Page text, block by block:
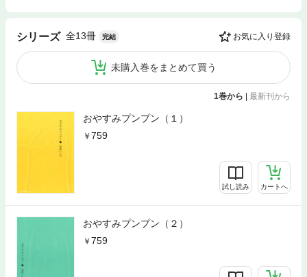
シリーズ 全13冊 完結 お気に入り登録
未購入巻をまとめて買う
1巻から | 最新刊から
おやすみプンプン（１）
759
試し読み カートへ
おやすみプンプン（２）
759